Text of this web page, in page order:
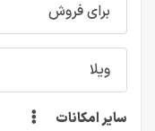
برای فروش
ویلا
سایر امکانات